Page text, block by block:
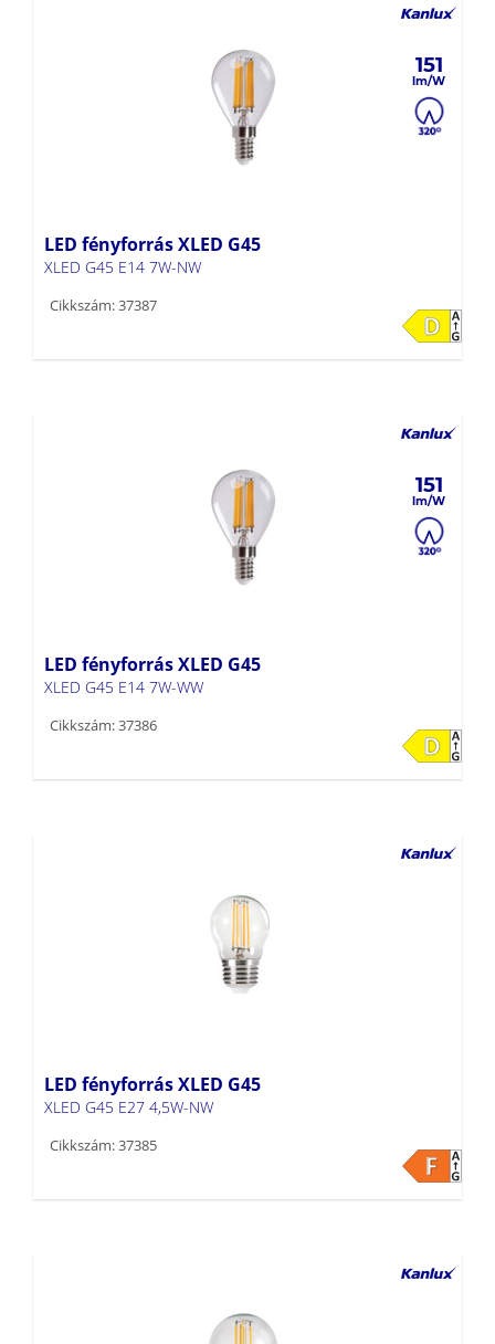
151
LED fényforrás XLED G45
XLED G45 E14 7W-NW
Cikkszám: 37387
151
LED fényforrás XLED G45
XLED G45 E14 7W-WW
Cikkszám: 37386
LED fényforrás XLED G45
XLED G45 E27 4,5W-NW
Cikkszám: 37385